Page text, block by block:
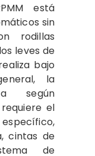
está
sin
rodillas
leves de
bajo
la
según
el
cintas de
de